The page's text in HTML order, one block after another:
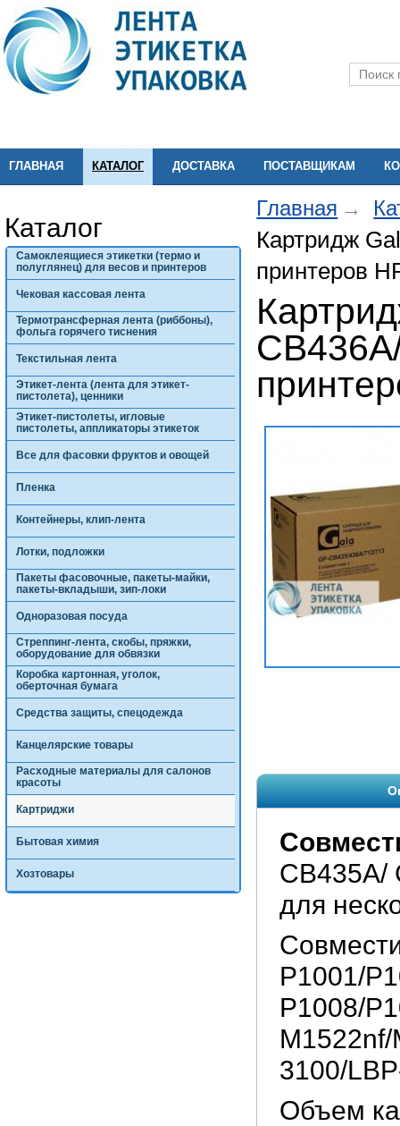
ГЛАВНАЯ КАТАЛОГ ДОСТАВКА ПОСТАВЩИКАМ
Каталог
Самоклеящиеся этикетки (термо и
полуглянец) для весов и принтеров
Чековая кассовая лента
Термотрансферная лента (риббоны),
фольга горячего тиснения
Текстильная лента
Этикет-лента (лента для этикет-
пистолета), ценники
Этикет-пистолеты, игловые
пистолеты, аппликаторы этикеток
Все для фасовки фруктов и овощей
Пленка
Контейнеры, клип-лента
Лотки, подложки
Пакеты фасовочные, пакеты-майки,
пакеты-вкладыши, зип-локи
Одноразовая посуда
Стреппинг-лента, скобы, пряжки,
оборудование для обвязки
Коробка картонная, уголок,
оберточная бумага
Средства защиты, спецодежда
Канцелярские товары
Расходные материалы для салонов
красоты
Картриджи
Бытовая химия
Хозтовары
Главная
Картридж
принтеров
CB435A/
для
P1001/
P1008/
3100/
Объем